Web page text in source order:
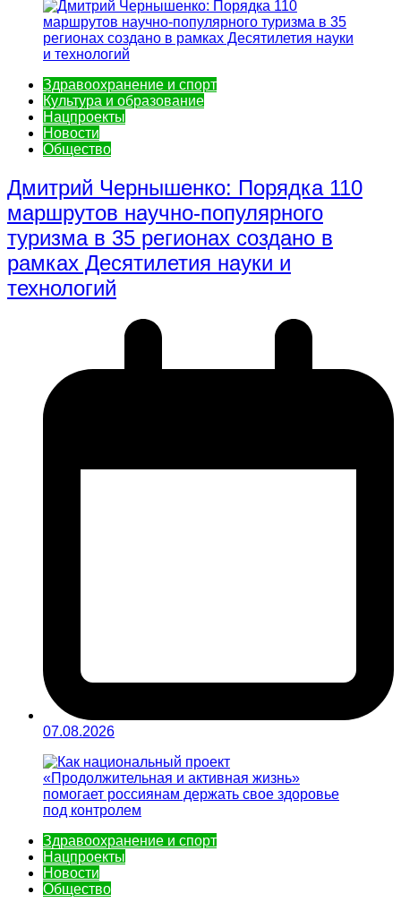
Здравоохранение и спорт
Культура и образование
Нацпроекты
Новости
Общество
Дмитрий Чернышенко: Порядка 110
маршрутов научно-популярного
туризма в 35 регионах создано в
рамках Десятилетия науки и
технологий
07.08.2026
Здравоохранение и спорт
Нацпроекты
Новости
Общество